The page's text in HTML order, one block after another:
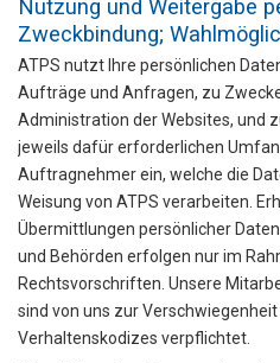
Nutzung und Weitergabe
Zweckbindung;
ATPS nutzt Ihre persönlichen
Aufträge und Anfragen, zu
Administration der Websites, und
jeweils dafür erforderlichen
Auftragnehmer ein, welche die
Weisung von ATPS verarbeiten.
Übermittlungen persönlicher
und Behörden erfolgen nur im
Rechtsvorschriften. Unsere
sind von uns zur
Verhaltenskodizes verpflichtet.